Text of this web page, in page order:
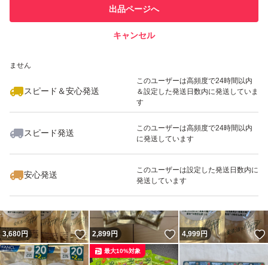
での取引実績があります
ません
スピード＆安心発送
このユーザーは高頻度で24時間以内
＆設定した発送日数内に発送していま
す
スピード発送
このユーザーは高頻度で24時間以内
に発送しています
安心発送
このユーザーは設定した発送日数内に
発送しています
出品ページへ
キャンセル
いいね！
3,680
3,680円 いいね！
2,899円 いいね！
4,999円
最大10%対象